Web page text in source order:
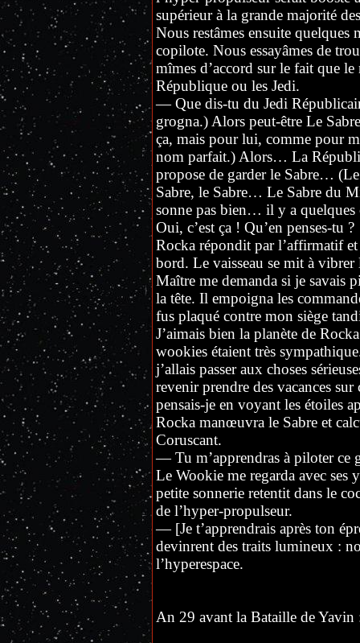
supérieur à la grande majorité
Nous restâmes ensuite quelques
copilote. Nous essayâmes de
mîmes d’accord sur le fait que
République ou les Jedi.
— Que dis-tu du Jedi
grogna.) Alors peut-être Le
ça, mais pour lui, comme pour
nom parfait.) Alors… La
propose de garder le Sabre…
Sabre, le Sabre… Le Sabre du
sonne pas bien… il y a
Oui, c’est ça ! Qu’en penses-tu ?
Rocka répondit par l’affirmatif
bord. Le vaisseau se mit à
Maître me demanda si je savais
la tête. Il empoigna les
fus plaqué contre mon siège
J’aimais bien la planète de
wookies étaient très
j’allais passer aux choses
revenir prendre des vacances
pensais-je en voyant les étoiles
Rocka manœuvra le Sabre et
Coruscant.
— Tu m’apprendras à piloter ce
Le Wookie me regarda avec ses
petite sonnerie retentit dans le
de l’hyper-propulseur.
— [Je t’apprendrais après ton
devinrent des traits lumineux :
l’hyperespace.
An 29 avant la Bataille de Yavin